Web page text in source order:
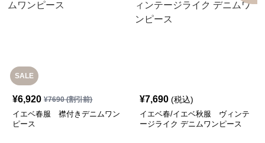
SALE
¥6,920 ¥7690(割引前)
イエベ春服 襟付きデニムワン
ピース
¥7,690 (税込)
イエベ春/イエベ秋服 ヴィンテ
ージライク デニムワンピース